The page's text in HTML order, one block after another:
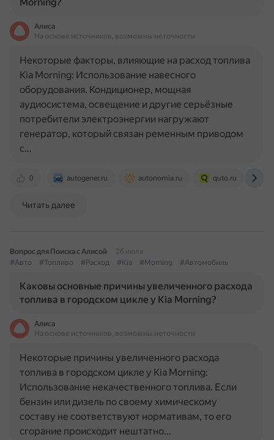
Алиса
На основе источников, возможны неточности
0 autogener.ru autonomia.ru quto.ru
Некоторые факторы, влияющие на расход топлива
Kia Morning: Использование навесного
оборудования. Кондиционер, мощная
аудиосистема, освещение и другие серьёзные
потребители электроэнергии нагружают
генератор, который связан ременным приводом
с…
Читать далее
Вопрос для Поиска с Алисой
26 июля
#Авто
#Топливо #Расход #Kia #Morning #Автомобиль
Каковы основные причины увеличенного расхода
топлива в городском цикле у Kia Morning?
Алиса
На основе источников, возможны неточности
Некоторые причины увеличенного расхода
топлива в городском цикле у Kia Morning:
Использование некачественного топлива. Если
бензин или дизель по своему химическому
составу не соответствуют нормативам, то его
сгорание происходит нештатно…